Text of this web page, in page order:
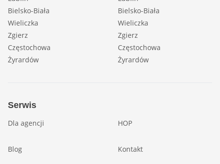
Bielsko-Biała
Wieliczka
Zgierz
Częstochowa
Żyrardów
Bielsko-Biała
Wieliczka
Zgierz
Częstochowa
Żyrardów
Serwis
Dla agencji HOP
Blog Kontakt